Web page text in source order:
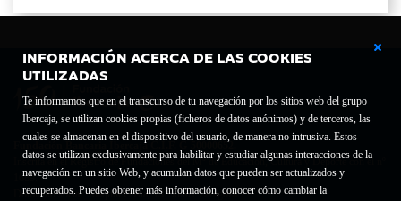
INFORMACIÓN ACERCA DE LAS COOKIES
UTILIZADAS
Te informamos que en el transcurso de tu navegación por los sitios web del grupo
Ibercaja, se utilizan cookies propias (ficheros de datos anónimos) y de terceros, las
cuales se almacenan en el dispositivo del usuario, de manera no intrusiva. Estos
datos se utilizan exclusivamente para habilitar y estudiar algunas interacciones de la
navegación en un sitio Web, y acumulan datos que pueden ser actualizados y
recuperados. Puedes obtener más información, conocer cómo cambiar la
Fundación Bancaria Ibercaja C.I.F. G-50000652.
Inscrita en el Registro de Fundaciones del Mº de Educación, Cultura y Deporte con el nº
1689.
Domicilio social: Joaquín Costa, 13. 50001 Zaragoza.